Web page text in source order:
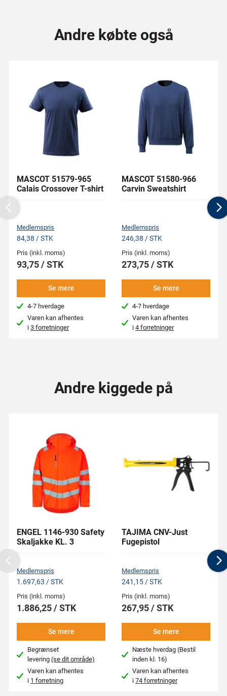
Andre købte også
MASCOT 51579-965
Calais Crossover T-shirt
Medlemspris
84,38 / STK
Pris (inkl. moms)
93,75 / STK
Se mere
4-7 hverdage
Varen kan afhentes
i3 forretninger
MASCOT 51580-966
Carvin Sweatshirt
Medlemspris
246,38 / STK
Pris (inkl. moms)
273,75 / STK
Se mere
4-7 hverdage
Varen kan afhentes
i4 forretninger
Previous
Andre kiggede på
ENGEL 1146-930 Safety
Skaljakke KL. 3
Medlemspris
1.697,63 / STK
Pris (inkl. moms)
1.886,25 / STK
Se mere
Begrænset
levering(se dit område)
Varen kan afhentes
i 1 forretning
TAJIMA CNV-Just
Fugepistol
Medlemspris
241,15 / STK
Pris (inkl. moms)
267,95 / STK
Se mere
Næste hverdag (Bestil
inden kl. 16)
Varen kan afhentes
i74 forretninger
Previous